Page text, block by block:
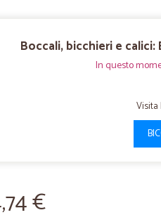
Boccali, bicchieri e
In questo
Visita
€